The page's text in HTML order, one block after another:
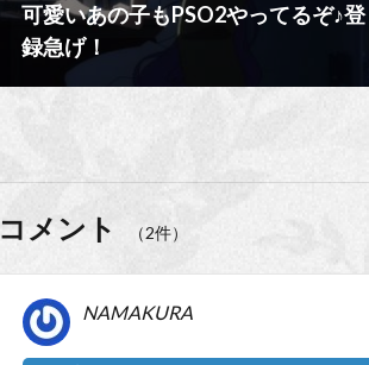
可愛いあの子もPSO2やってるぞ♪登
録急げ！
コメント （2件）
NAMAKURA